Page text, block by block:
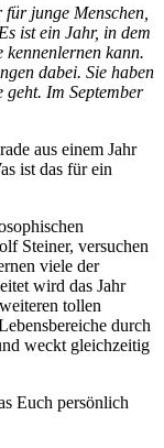
junge Menschen,
ist ein Jahr, in dem
kennenlernen kann.
dabei. Sie haben
geht. Im September
aus einem Jahr
ist das für ein
Steiner, versuchen
viele der
wird das Jahr
tollen
durch
weckt gleichzeitig
Euch persönlich